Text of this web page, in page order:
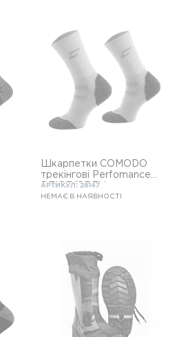
Шкарпетки COMODO
трекінгові Perfomance
BEIGE/GREY
АРТИКУЛ: 28147
НЕМАЄ В НАЯВНОСТІ